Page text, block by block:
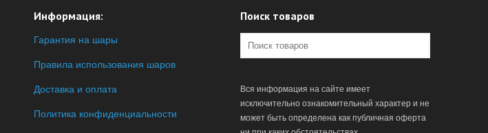
Информация:
Гарантия на шары
Правила использования шаров
Доставка и оплата
Политика конфиденциальности
Поиск товаров
Вся информация на сайте имеет
исключительно ознакомительный характер и не
может быть определена как публичная оферта